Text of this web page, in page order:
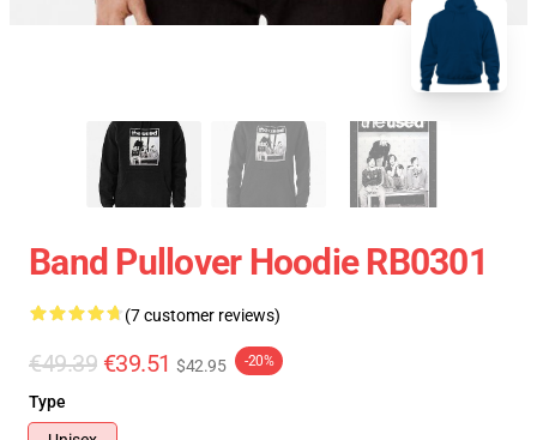
Band Pullover Hoodie RB0301
(7 customer reviews)
€49.39 €39.51 $42.95 -20%
Type